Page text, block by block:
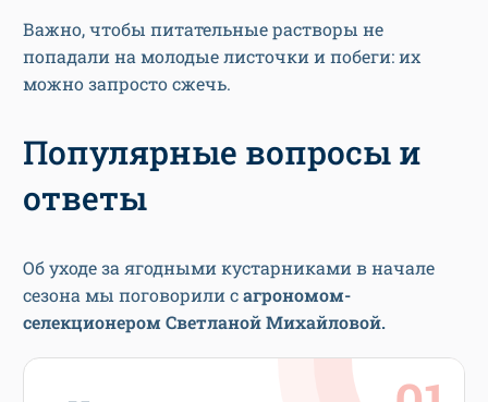
Важно, чтобы питательные растворы не
попадали на молодые листочки и побеги: их
можно запросто сжечь.
Популярные вопросы и
ответы
Об уходе за ягодными кустарниками в начале
сезона мы поговорили сагрономом-
селекционером Светланой Михайловой.